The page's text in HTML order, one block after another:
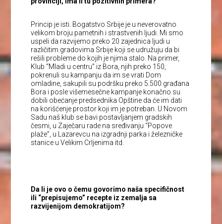
Princip je isti. Bogatstvo Srbije je u neverovatno
velikom broju pametnih i strastvenih ljudi. Mi smo
uspeli da razvijemo preko 20 zajednica ljudi u
različitim gradovima Srbije koji se udružuju da bi
rešili probleme do kojih je njima stalo. Na primer,
Klub “Mladi u centru” iz Bora, njih preko 150,
pokrenuli su kampanju da im se vrati Dom
omladine, sakupili su podršku preko 5.500 građana
Bora i posle višemesečne kampanje konačno su
dobili obećanje predsednika Opštine da će im dati
na korišćenje prostor koji im je potreban. U Novom
Sadu naš klub se bavi postavljanjem gradskih
česmi, u Zaječaru rade na sređivanju “Popove
plaže”, u Lazarevcu na izgradnji parka i železničke
stanice u Velikim Crljenima itd.
Da li je ovo o čemu govorimo naša specifičnost
ili “prepisujemo” recepte iz zemalja sa
razvijenijom demokratijom?